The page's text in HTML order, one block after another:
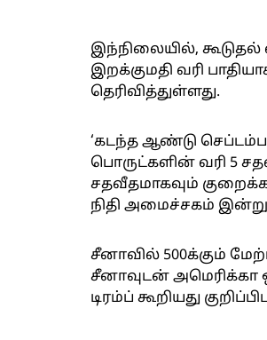
இந்நிலையில், கூடுதல்
இறக்குமதி வரி
தெரிவித்துள்ளது.
‘கடந்த ஆண்டு
பொருட்களின் வரி 5
சதவீதமாகவும்
நிதி அமைச்சகம் இன்று
சீனாவில் 500க்கும்
சீனாவுடன் அமெரிக்கா
டிரம்ப் கூறியது